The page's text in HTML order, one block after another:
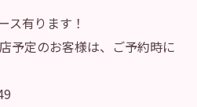
ス有ります！
予定のお客様は、ご予約時に